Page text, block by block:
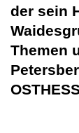
der sein
Themen